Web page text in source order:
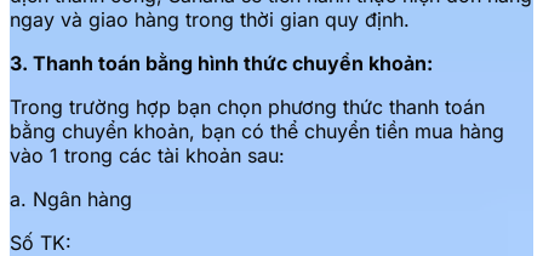
ngay và giao hàng trong thời gian quy định.
3. Thanh toán bằng hình thức chuyển khoản:
Trong trường hợp bạn chọn phương thức thanh toán
bằng chuyển khoản, bạn có thể chuyển tiền mua hàng
vào 1 trong các tài khoản sau:
a. Ngân hàng
Số TK: